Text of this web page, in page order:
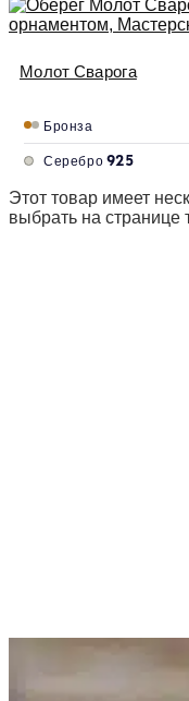
Молот Сварога
Бронза
Серебро 925
Этот товар имеет
выбрать на странице